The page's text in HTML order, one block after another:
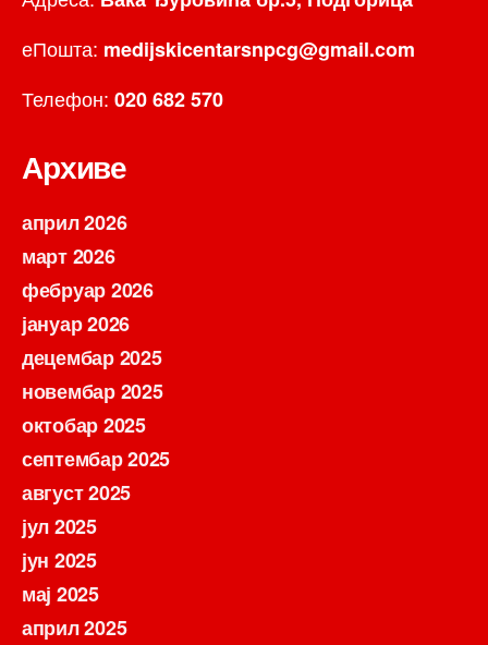
еПошта: medijskicentarsnpcg@gmail.com
Телефон: 020 682 570
Архиве
април 2026
март 2026
фебруар 2026
јануар 2026
децембар 2025
новембар 2025
октобар 2025
септембар 2025
август 2025
јул 2025
јун 2025
мај 2025
април 2025